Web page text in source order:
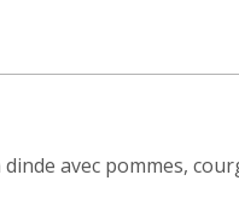
avec pommes,